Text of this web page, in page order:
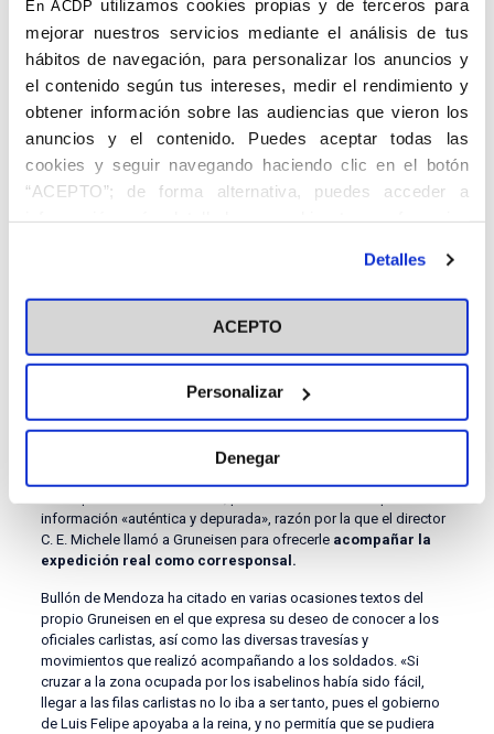
En ACDP utilizamos cookies propias y de terceros para
mejorar nuestros servicios mediante el análisis de tus
hábitos de navegación, para personalizar los anuncios y
el contenido según tus intereses, medir el rendimiento y
obtener información sobre las audiencias que vieron los
anuncios y el contenido. Puedes aceptar todas las
cookies y seguir navegando haciendo clic en el botón
“ACEPTO”; de forma alternativa, puedes acceder a
información más detallada y cambiar tus preferencias
en el botón "Personalizar". Para más información puedes
visitar nuestra Política de Cookies
Detalles
ACEPTO
Personalizar
Denegar
Gruneisen, un corresponsal en el
sentido moderno del término
Aunque la mayoría de las noticias de la Guerra Carlista llegaban
The Morning Postconsideró apropiado mandar a un
Inglaterra tenía el conflicto, ya que numerosos soldados
ingleses se encontraban entre las filas de la Reina. El 18 de
información «auténtica y depurada», razón por la que el director
C. E. Michele llamó a Gruneisen para ofrecerle acompañar la
expedición real como corresponsal.
Bullón de Mendoza ha citado en varias ocasiones textos del
propio Gruneisen en el que expresa su deseo de conocer a los
oficiales carlistas, así como las diversas travesías y
movimientos que realizó acompañando a los soldados. «Si
cruzar a la zona ocupada por los isabelinos había sido fácil,
llegar a las filas carlistas no lo iba a ser tanto, pues el gobierno
de Luis Felipe apoyaba a la reina, y no permitía que se pudiera